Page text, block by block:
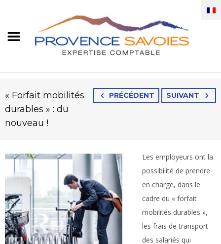
PRÉCÉDENT SUIVANT
« Forfait mobilités
durables » : du
nouveau !
Les employeurs ont la
possibilité de prendre
en charge, dans le
cadre du « forfait
mobilités durables »,
les frais de transport
des salariés qui